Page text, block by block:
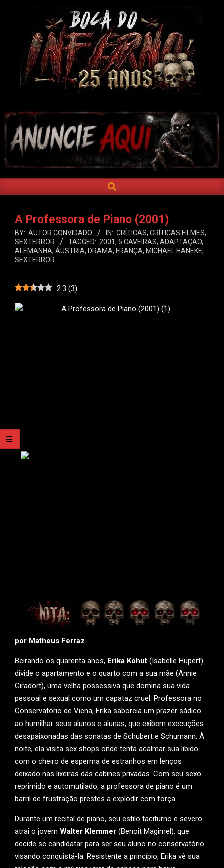
DO
INFERNO
Navigation
SEARCH
A Professora de Piano (2001)
BY: AUTOR CONVIDADO IN: CRÍTICAS, CRÍTICAS FILMES,
SEXTERROR
TAGGED: 2001, 5 CAVEIRAS, ADAPTAÇÃO,
ALEMANHA, ÁUSTRIA, DRAMA, FRANÇA, MICHAEL HANEKE,
SEXTERROR
2.3 (3)
por Matheus Ferraz
Beirando os quarenta anos, Erika Kohut (Isabelle Hupert)
divide o apartamento e o quarto com a sua mãe (Annie
Giradort), uma velha possessiva que domina sua vida
pessoal e sexual como um capataz cruel. Professora no
Conservatório de Viena, Erika saboreia um prazer sádico
ao humilhar seus alunos e alunas, que exibem execuções
desapaixonadas das sonatas de Schubert e Schumann. À
noite, ela visita sex shops onde tenta acalmar sua libido
com o cheiro de esperma de estranhos em lenços
deixado nas lixeiras das cabines privadas. Com seu sexo
reprimido e automutilado, a professora de piano é um
barril de frustração prestes a explodir com força.
Durante um recital de piano, seu estilo taciturno e severo
atrai o jovem Walter Klemmer (Benoît Magimel), que
decide se candidatar para ser seu aluno no conservatório
visando conquistá-la. Resistente a princípio, Erika vê sua